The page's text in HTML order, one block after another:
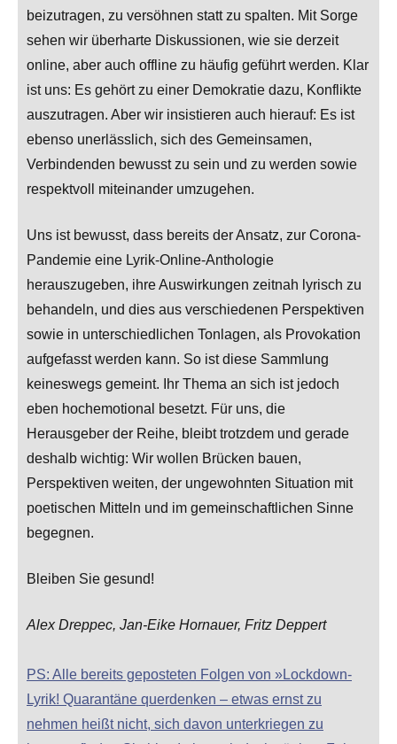
beizutragen, zu versöhnen statt zu spalten. Mit Sorge
sehen wir überharte Diskussionen, wie sie derzeit
online, aber auch offline zu häufig geführt werden. Klar
ist uns: Es gehört zu einer Demokratie dazu, Konflikte
auszutragen. Aber wir insistieren auch hierauf: Es ist
ebenso unerlässlich, sich des Gemeinsamen,
Verbindenden bewusst zu sein und zu werden sowie
respektvoll miteinander umzugehen.
Uns ist bewusst, dass bereits der Ansatz, zur Corona-
Pandemie eine Lyrik-Online-Anthologie
herauszugeben, ihre Auswirkungen zeitnah lyrisch zu
behandeln, und dies aus verschiedenen Perspektiven
sowie in unterschiedlichen Tonlagen, als Provokation
aufgefasst werden kann. So ist diese Sammlung
keineswegs gemeint. Ihr Thema an sich ist jedoch
eben hochemotional besetzt. Für uns, die
Herausgeber der Reihe, bleibt trotzdem und gerade
deshalb wichtig: Wir wollen Brücken bauen,
Perspektiven weiten, der ungewohnten Situation mit
poetischen Mitteln und im gemeinschaftlichen Sinne
begegnen.
Bleiben Sie gesund!
Alex Dreppec, Jan-Eike Hornauer, Fritz Deppert
PS: Alle bereits geposteten Folgen von »Lockdown-
Lyrik! Quarantäne querdenken – etwas ernst zu
nehmen heißt nicht, sich davon unterkriegen zu